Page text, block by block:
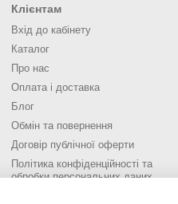
Клієнтам
Вхід до кабінету
Каталог
Про нас
Оплата і доставка
Блог
Обмін та повернення
Договір публічної оферти
Політика конфіденційності та
обробки персональних даних